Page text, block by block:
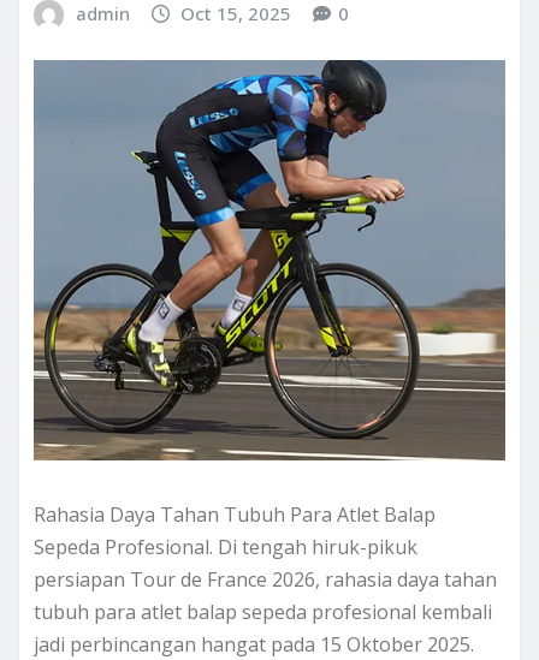
admin Oct 15, 2025 0
Rahasia Daya Tahan Tubuh Para Atlet Balap
Sepeda Profesional. Di tengah hiruk-pikuk
persiapan Tour de France 2026, rahasia daya tahan
tubuh para atlet balap sepeda profesional kembali
jadi perbincangan hangat pada 15 Oktober 2025.